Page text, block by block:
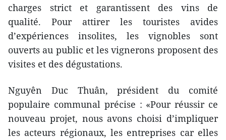
charges strict et garantissent des vins de
qualité. Pour attirer les touristes avides
d’expériences insolites, les vignobles sont
ouverts au public et les vignerons proposent des
visites et des dégustations.
Nguyên Duc Thuân, président du comité
populaire communal précise : «Pour réussir ce
nouveau projet, nous avons choisi d’impliquer
les acteurs régionaux, les entreprises car elles